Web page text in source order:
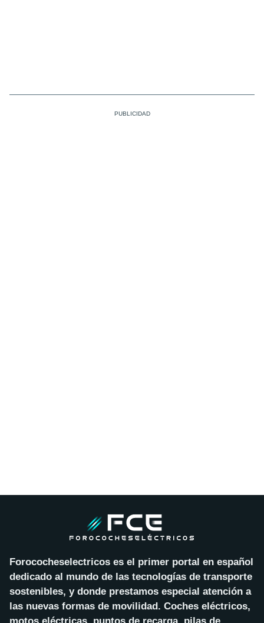
Forococheselectricos es el primer portal en español
dedicado al mundo de las tecnologías de transporte
sostenibles, y donde prestamos especial atención a
las nuevas formas de movilidad. Coches eléctricos,